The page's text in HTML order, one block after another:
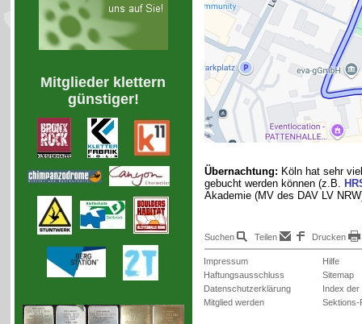
Mitglieder klettern
günstiger!
Übernachtung: Köln hat sehr
gebucht werden können (z.B.
Akademie (MV des DAV LV
Suchen Teilen Drucken
Impressum
Haftungsausschluss
Datenschutzerklärung
Mitglied werden
Hilfe
Sitemap
Index der
Sektions-